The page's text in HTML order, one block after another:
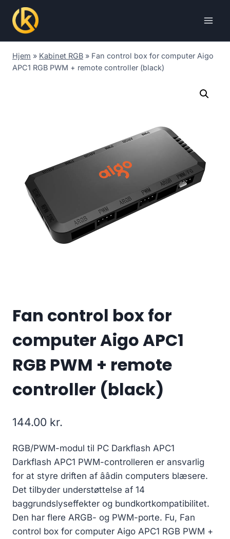
content
Hjem » Kabinet RGB » Fan control box for computer Aigo
APC1 RGB PWM + remote controller (black)
Fan control box for
computer Aigo APC1
RGB PWM + remote
controller (black)
144.00 kr.
RGB/PWM-modul til PC Darkflash APC1
Darkflash APC1 PWM-controlleren er ansvarlig
for at styre driften af ââdin computers blæsere.
Det tilbyder understøttelse af 14
baggrundslyseffekter og bundkortkompatibilitet.
Den har flere ARGB- og PWM-porte. Fu, Fan
control box for computer Aigo APC1 RGB PWM +